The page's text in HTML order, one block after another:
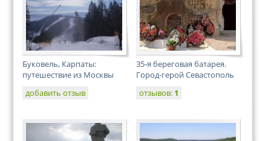
Буковель, Карпаты:
путешествие из Москвы
добавить отзыв
35-я береговая батарея.
Город-герой Севастополь
отзывов: 1